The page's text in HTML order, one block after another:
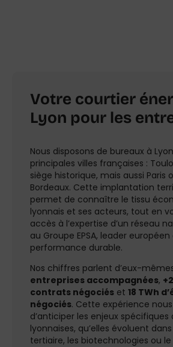
Votre courtier
Lyon pour les
Nous disposons de bureaux à
principales villes françaises :
siège historique, mais aussi Paris
Bordeaux. Cette implantation
permet de connaître le tissu
lyonnais et ses acteurs, tout en
accès à l’expertise d’un réseau
au Groupe EPSA, leader européen
performance durable.
Nos chiffres parlent d’eux-
entreprises accompagnées,
contrats négociés et 18 TWh
négociés. Cette expérience
d’anticiper les enjeux spécifiques
lyonnaises, qu’elles évoluent dans
tertiaire, les biotechnologies ou